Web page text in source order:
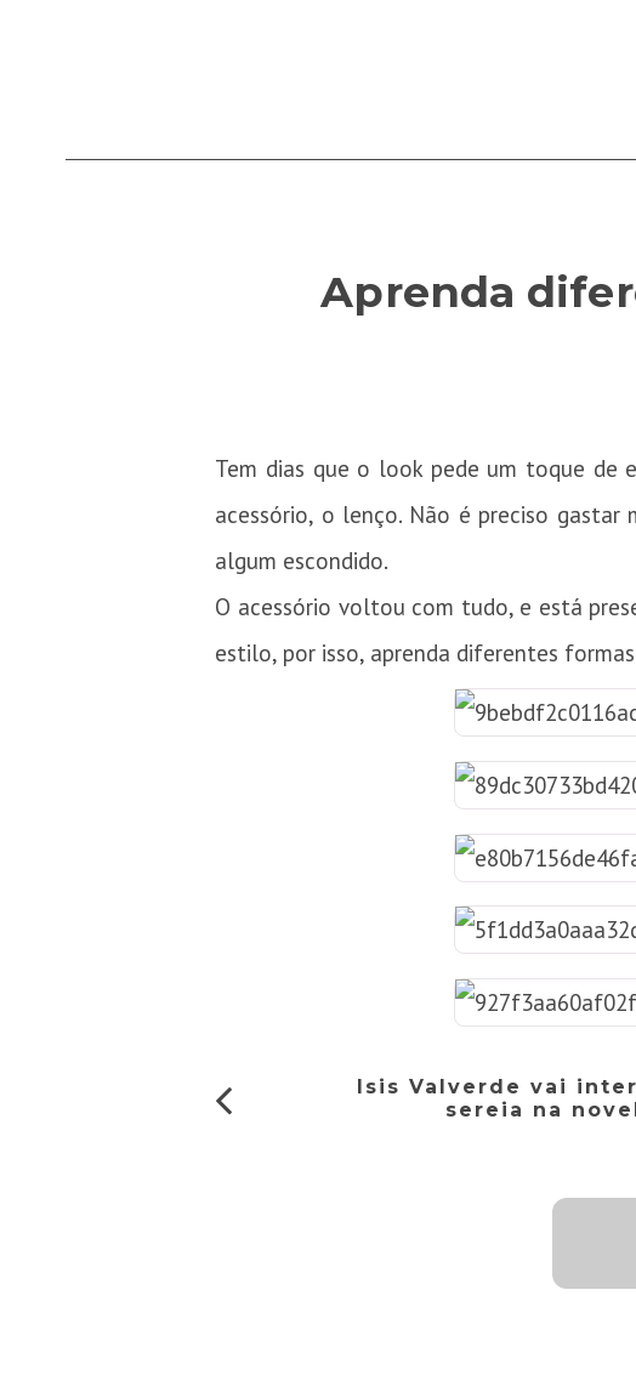
Aprenda
Tem dias que o look pede um toque de
acessório, o lenço. Não é preciso
algum escondido.
O acessório voltou com tudo, e está
estilo, por isso, aprenda diferentes
Isis Valverde vai
sereia na